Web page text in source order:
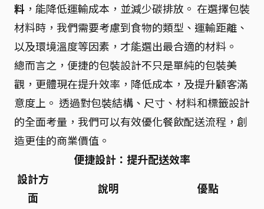
料 ，能降低運輸成本，並減少碳排放。 在選擇包裝
材料時，我們需要考慮到食物的類型、運輸距離、
以及環境溫度等因素，才能選出最合適的材料。
總而言之，便捷的包裝設計不只是單純的包裝美
觀，更體現在提升效率，降低成本，及提升顧客滿
意度上。 透過對包裝結構、尺寸、材料和標籤設計
的全面考量，我們可以有效優化餐飲配送流程，創
造更佳的商業價值。
便捷設計：提升配送效率
設計方
面
說明 優點